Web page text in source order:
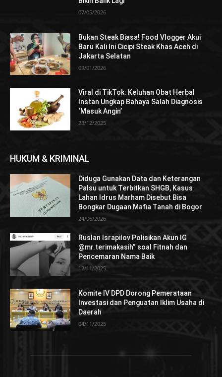
07/05/2026
Bukan Steak Biasa! Food Vlogger Akui
Baru Kali Ini Cicipi Steak Khas Aceh di
Jakarta Selatan
09/01/2026
Viral di TikTok: Keluhan Obat Herbal
Instan Ungkap Bahaya Salah Diagnosis
‘Masuk Angin’
23/12/2025
HUKUM & KRIMINAL
Diduga Gunakan Data dan Keterangan
Palsu untuk Terbitkan SHGB, Kasus
Lahan Idrus Marham Disebut Bisa
Bongkar Dugaan Mafia Tanah di Bogor
24/06/2026
Ruslan Israpilov Polisikan Akun IG
@mr.terimakasih” soal Fitnah dan
Pencemaran Nama Baik
12/11/2025
Komite IV DPD Dorong Pemerataan
Investasi dan Penguatan Iklim Usaha di
Daerah
04/11/2025